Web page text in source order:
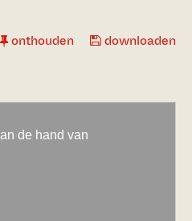
onthouden downloaden